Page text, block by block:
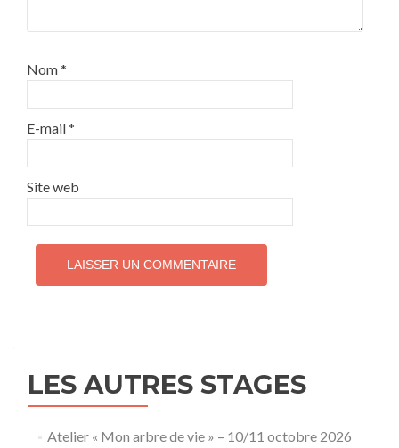
Nom*
E-mail*
Site web
LES AUTRES STAGES
Atelier « Mon arbre de vie » – 10/11 octobre 2026